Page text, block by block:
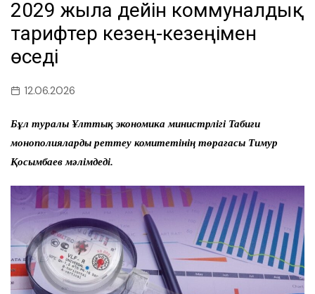
2029 жылға дейін коммуналдық
тарифтер кезең-кезеңімен
өседі
12.06.2026
Бұл туралы Ұлттық экономика министрлігі Табиғи
монополияларды реттеу комитетінің төрағасы Тимур
Қосымбаев мәлімдеді.